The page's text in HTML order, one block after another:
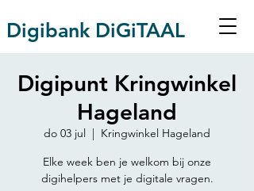
Digibank DiGiTAAL
Digipunt Kringwinkel
Hageland
do 03 jul
  |
Kringwinkel Hageland
Elke week ben je welkom bij onze
digihelpers met je digitale vragen.